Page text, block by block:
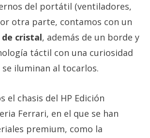
del portátil (ventiladores,
otra parte, contamos con un
cristal, además de un borde y
táctil con una curiosidad
iluminan al tocarlos.
el chasis del HP Edición
Ferrari, en el que se han
premium, como la